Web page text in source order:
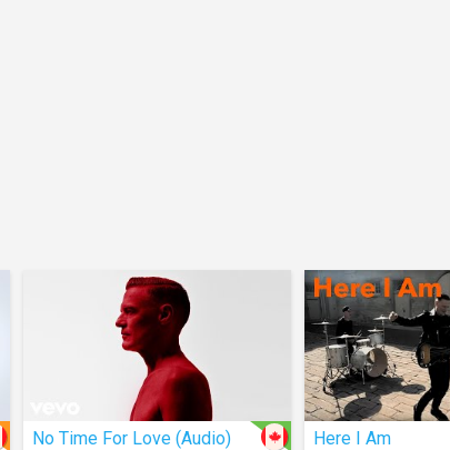
No Time For Love (Audio) Here I Am